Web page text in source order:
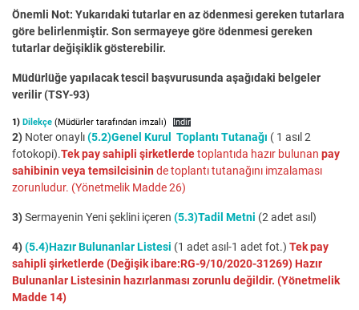
Önemli Not: Yukarıdaki tutarlar en az ödenmesi gereken tutarlara
göre belirlenmiştir. Son sermayeye göre ödenmesi gereken
tutarlar değişiklik gösterebilir.
Müdürlüğe yapılacak tescil başvurusunda aşağıdaki belgeler
verilir (TSY-93)
1) Dilekçe (Müdürler tarafından imzalı) İndir
2) Noter onaylı(5.2)Genel Kurul Toplantı Tutanağı ( 1 asıl 2
fotokopi).Tek pay sahipli şirketlerdetoplantıda hazır bulunan pay
sahibinin veya temsilcisinin de toplantı tutanağını imzalaması
zorunludur. (Yönetmelik Madde 26)
3)Sermayenin Yeni şeklini içeren (5.3)Tadil Metni (2 adet asıl)
4)(5.4)Hazır Bulunanlar Listesi (1 adet asıl-1 adet fot.) Tek pay
sahipli şirketlerde (Değişik ibare:RG-9/10/2020-31269) Hazır
Bulunanlar Listesinin hazırlanması zorunlu değildir. (Yönetmelik
Madde 14)